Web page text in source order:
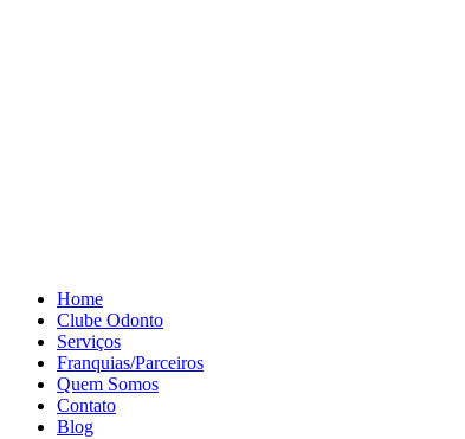
Home
Clube Odonto
Serviços
Franquias/Parceiros
Quem Somos
Contato
Blog